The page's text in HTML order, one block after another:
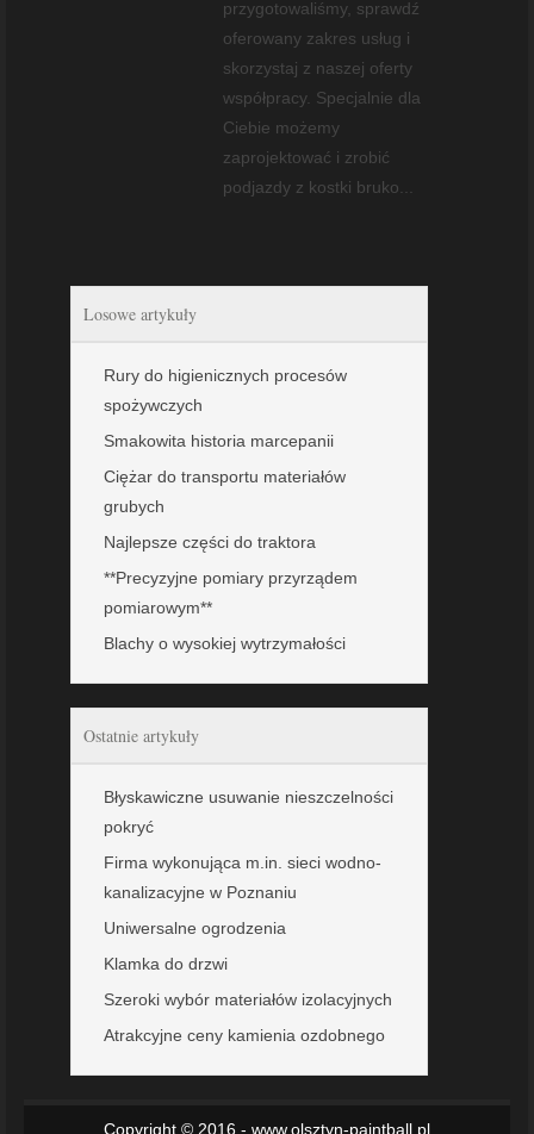
przygotowaliśmy, sprawdź
oferowany zakres usług i
skorzystaj z naszej oferty
współpracy. Specjalnie dla
Ciebie możemy
zaprojektować i zrobić
podjazdy z kostki bruko...
Losowe artykuły
Rury do higienicznych procesów
spożywczych
Smakowita historia marcepanii
Ciężar do transportu materiałów
grubych
Najlepsze części do traktora
**Precyzyjne pomiary przyrządem
pomiarowym**
Blachy o wysokiej wytrzymałości
Ostatnie artykuły
Błyskawiczne usuwanie nieszczelności
pokryć
Firma wykonująca m.in. sieci wodno-
kanalizacyjne w Poznaniu
Uniwersalne ogrodzenia
Klamka do drzwi
Szeroki wybór materiałów izolacyjnych
Atrakcyjne ceny kamienia ozdobnego
Copyright © 2016 - www.olsztyn-paintball.pl